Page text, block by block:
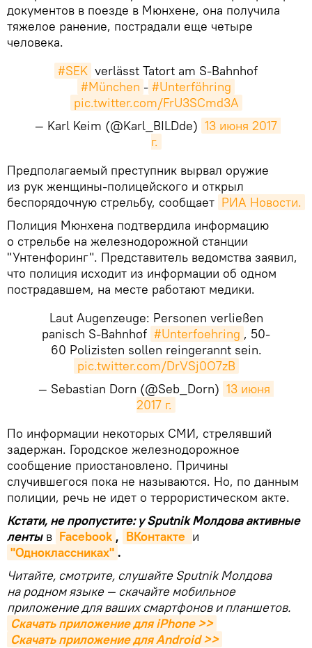
документов в поезде в Мюнхене, она получила
тяжелое ранение, пострадали еще четыре
человека.
#SEK verlässt Tatort am S-Bahnhof
#München - #Unterföhring
pic.twitter.com/FrU3SCmd3A
— Karl Keim (@Karl_BILDde) 13 июня 2017
г.
​Предполагаемый преступник вырвал оружие
из рук женщины-полицейского и открыл
беспорядочную стрельбу, сообщает РИА Новости.
Полиция Мюнхена подтвердила информацию
о стрельбе на железнодорожной станции
"Унтенфоринг". Представитель ведомства заявил,
что полиция исходит из информации об одном
пострадавшем, на месте работают медики.
Laut Augenzeuge: Personen verließen
panisch S-Bahnhof #Unterfoehring , 50-
60 Polizisten sollen reingerannt sein.
pic.twitter.com/DrVSj0O7zB
— Sebastian Dorn (@Seb_Dorn) 13 июня
2017 г.
​По информации некоторых СМИ, стрелявший
задержан. Городское железнодорожное
сообщение приостановлено. Причины
случившегося пока не называются. Но, по данным
полиции, речь не идет о террористическом акте.
Кстати, не пропустите: у Sputnik Молдова активные
ленты в Facebook , ВКонтакте и
"Одноклассниках" .
Читайте, смотрите, слушайте Sputnik Молдова
на родном языке — скачайте мобильное
приложение для ваших смартфонов и планшетов.
Скачать приложение для iPhone >>
Скачать приложение для Android >>